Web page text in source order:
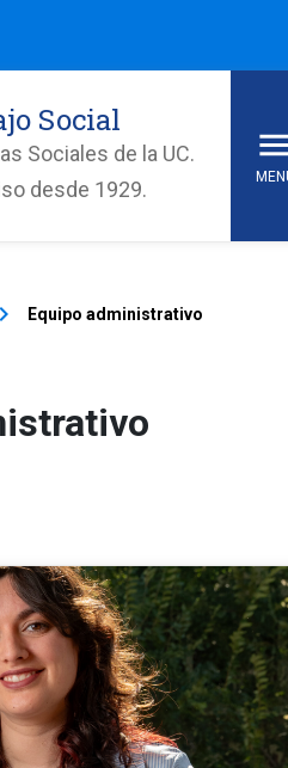
Social
Sociales de la UC.
desde 1929.
keyboard_arrow_right Equipo administrativo